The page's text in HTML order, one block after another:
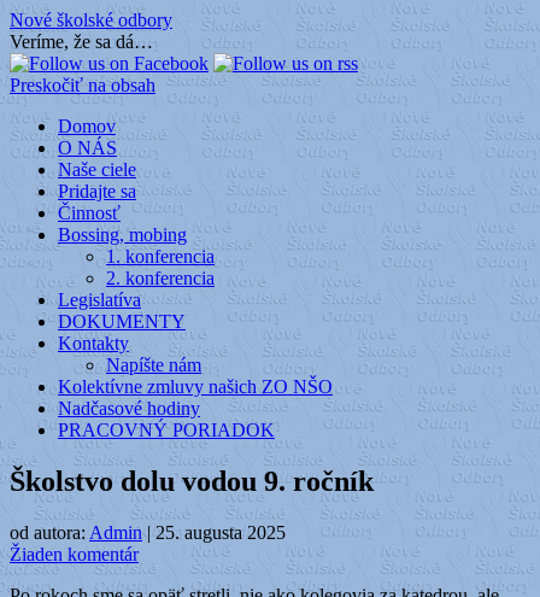
Nové školské odbory
Veríme, že sa dá…
Preskočiť na obsah
Domov
O NÁS
Naše ciele
Pridajte sa
Činnosť
Bossing, mobing
1. konferencia
2. konferencia
Legislatíva
DOKUMENTY
Kontakty
Napíšte nám
Kolektívne zmluvy našich ZO NŠO
Nadčasové hodiny
PRACOVNÝ PORIADOK
Školstvo dolu vodou 9. ročník
od autora: Admin | 25. augusta 2025
Žiaden komentár